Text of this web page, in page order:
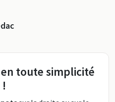
toute simplicité
!